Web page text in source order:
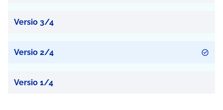
Versio 3/4
Versio 2/4
Versio 1/4